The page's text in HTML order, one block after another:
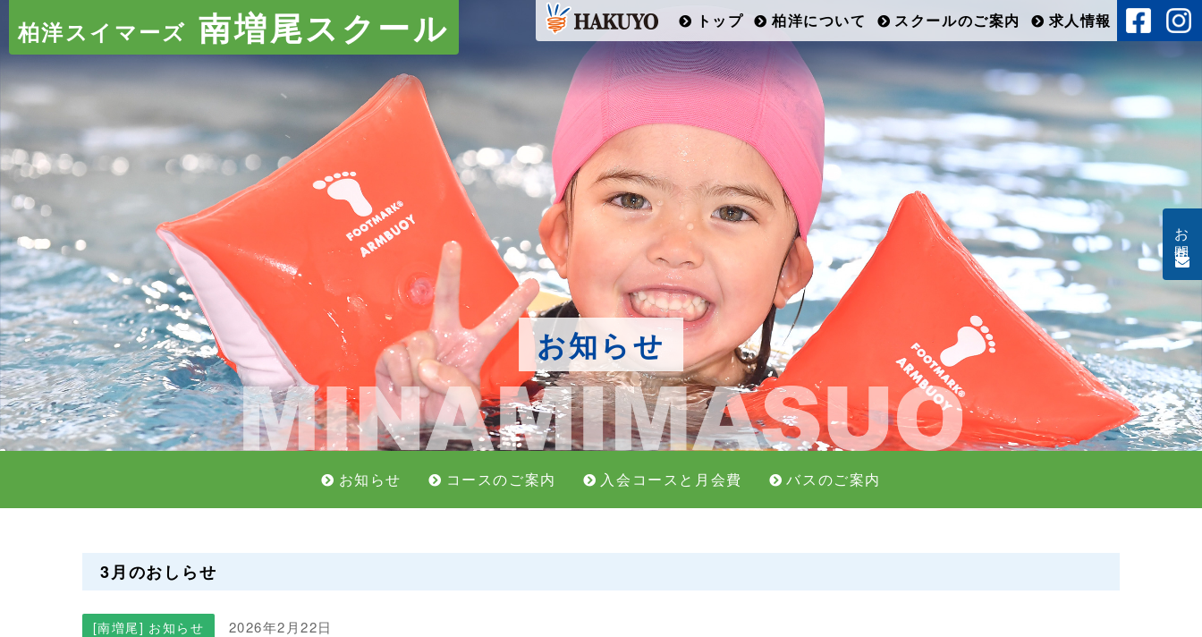
お問合せ
トップ 柏洋について スクールのご案内 求人情報
柏洋スイマーズ 南増尾スクール
お知らせ
お知らせ コースのご案内 入会コースと月会費 バスのご案内
3月のおしらせ
[南増尾] お知らせ 2026年2月22日